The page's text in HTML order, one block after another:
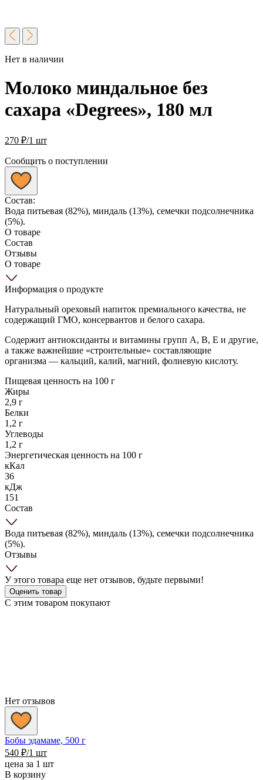
Нет в наличии
Молоко миндальное без
сахара «Degrees», 180 мл
270 ₽/1 шт
Сообщить о поступлении
Состав:
Вода питьевая (82%), миндаль (13%), семечки подсолнечника
(5%).
О товаре
Состав
Отзывы
О товаре
Информация о продукте
Натуральный ореховый напиток премиального качества, не
содержащий ГМО, консервантов и белого сахара.
Содержит антиоксиданты и витамины групп А, В, Е и другие,
а также важнейшие «строительные» составляющие
организма — кальций, калий, магний, фолиевую кислоту.
Пищевая ценность на 100 г
Жиры
2,9 г
Белки
1,2 г
Углеводы
1,2 г
Энергетическая ценность на 100 г
кКал
36
кДж
151
Состав
Вода питьевая (82%), миндаль (13%), семечки подсолнечника
(5%).
Отзывы
У этого товара еще нет отзывов, будьте первыми!
Оценить товар
С этим товаром покупают
Нет отзывов
Бобы эдамаме, 500 г
540 ₽/1 шт
цена за 1 шт
В корзину